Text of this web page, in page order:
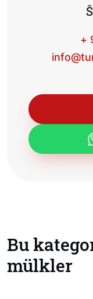
+
Bu
mülkler